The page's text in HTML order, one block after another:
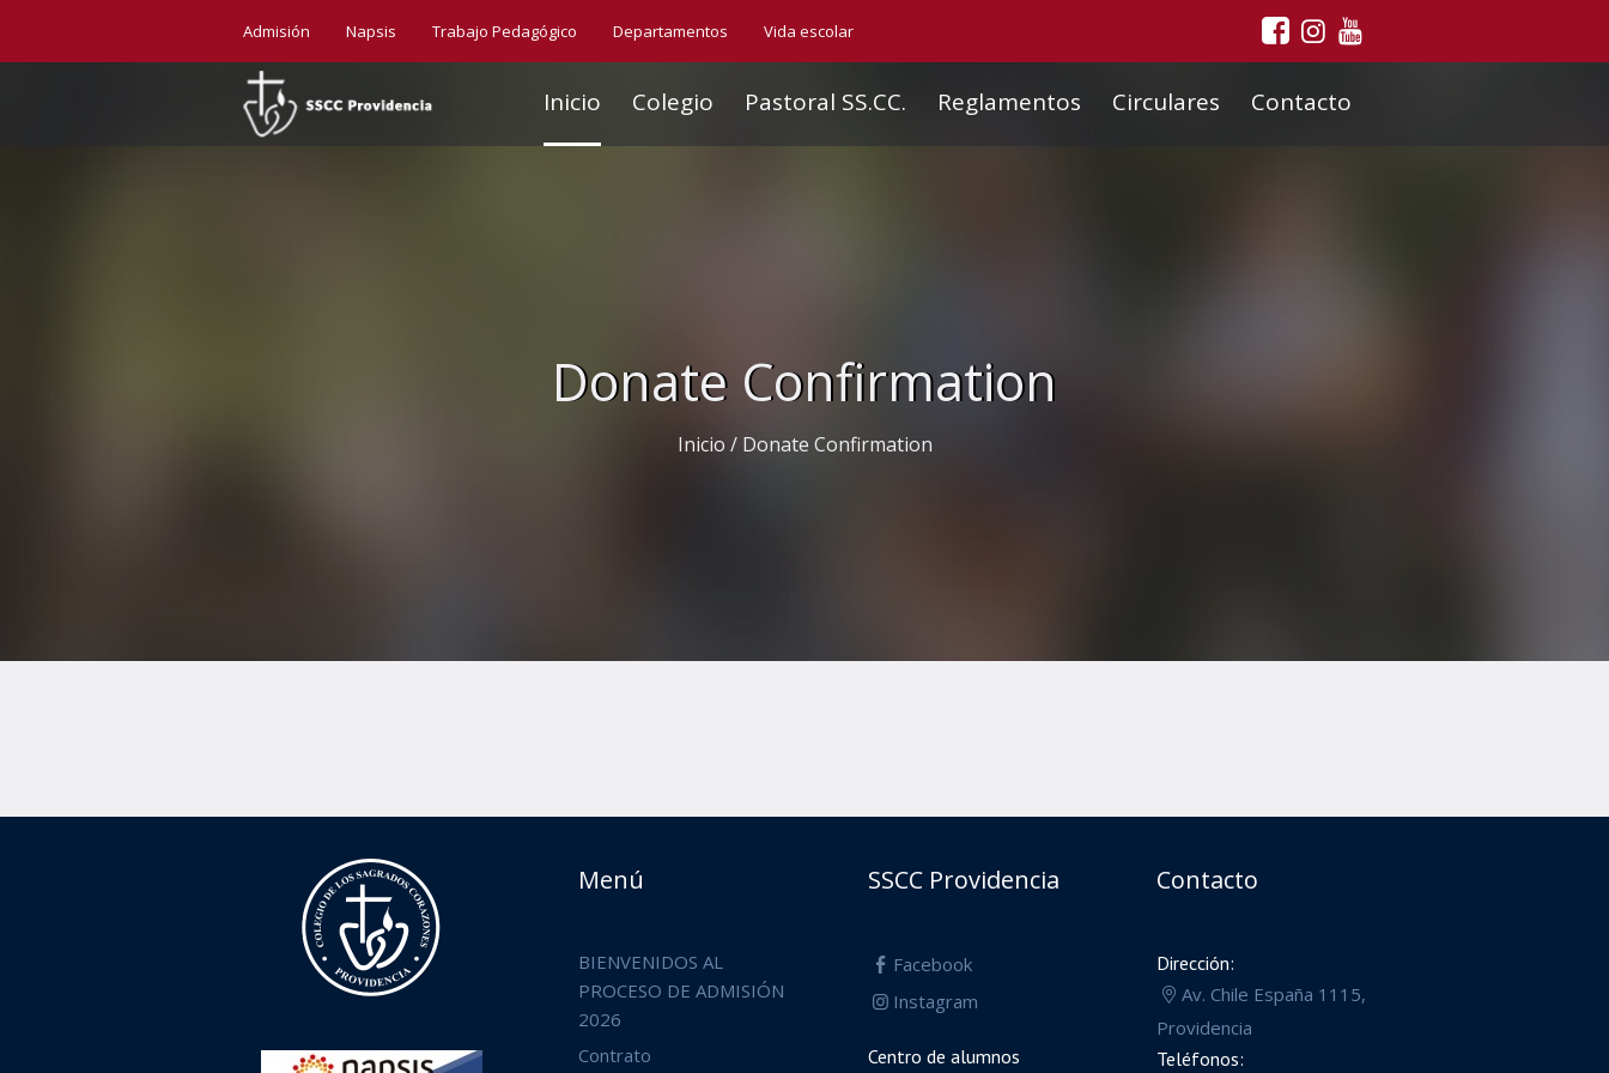
Admisión Napsis Trabajo Pedagógico Departamentos Vida escolar
Inicio Colegio Pastoral SS.CC. Reglamentos Circulares Contacto
Donate Confirmation
Inicio / Donate Confirmation
Menú
BIENVENIDOS AL
PROCESO DE ADMISIÓN
2026
Contrato
SSCC Providencia
Facebook
Instagram
Centro de alumnos
Contacto
Dirección:
Av. Chile España 1115,
Providencia
Teléfonos: